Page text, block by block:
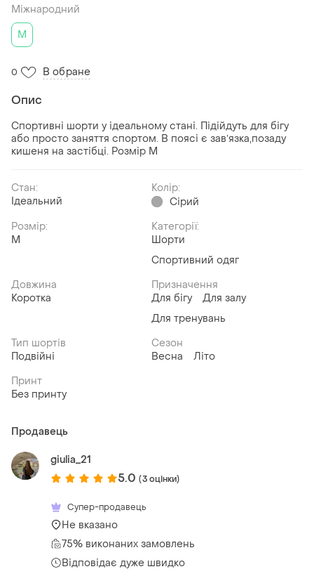
Міжнародний
M
0 В обране
Опис
Спортивні шорти у ідеальному стані. Підійдуть для бігу
або просто заняття спортом. В поясі є завʼязка,позаду
кишеня на застібці. Розмір М
Стан:
Ідеальний
Колір:
Сірий
Розмір:
M
Категорії:
Шорти
Спортивний одяг
Довжина
Коротка
Призначення
Для бігу
Для залу
Для тренувань
Тип шортів
Подвійні
Сезон
Весна
Літо
Принт
Без принту
Продавець
giulia_21
5.0 (3 оцінки)
Супер-продавець
Не вказано
75% виконаних замовлень
Відповідає дуже швидко